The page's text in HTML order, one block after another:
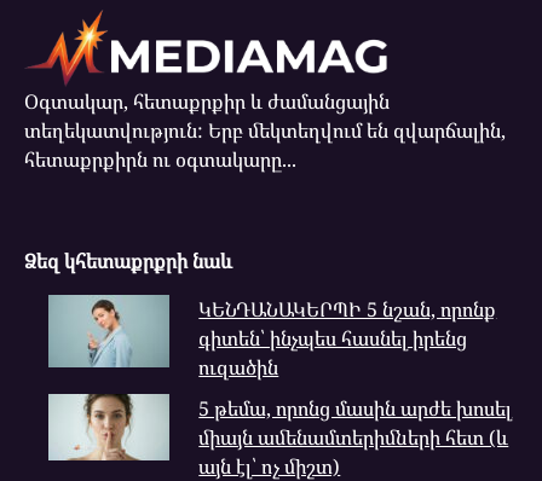
Օգտակար, հետաքրքիր և ժամանցային
տեղեկատվություն: Երբ մեկտեղվում են զվարճալին,
հետաքրքիրն ու օգտակարը...
Ձեզ կհետաքրքրի նաև
ԿԵՆԴԱՆԱԿԵՐՊԻ 5 նշան, որոնք
գիտեն՝ ինչպես հասնել իրենց
ուզածին
5 թեմա, որոնց մասին արժե խոսել
միայն ամենամտերիմների հետ (և
այն էլ՝ ոչ միշտ)